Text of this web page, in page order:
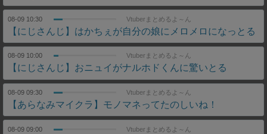
08-09 10:30 Vtuberまとめるよ～ん
【にじさんじ】はかちぇが自分の娘にメロメロになっとる
08-09 10:00 Vtuberまとめるよ～ん
【にじさんじ】おニュイがナルホドくんに驚いとる
08-09 09:30 Vtuberまとめるよ～ん
【あらなみマイクラ】モノマネってたのしいね！
08-09 09:00 Vtuberまとめるよ～ん